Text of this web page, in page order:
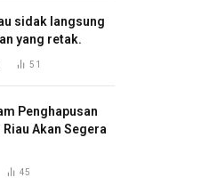
sidak langsung
yang retak.
51
Penghapusan
Riau Akan Segera
45